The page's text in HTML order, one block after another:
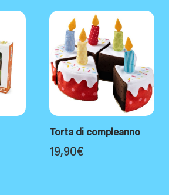
Torta di compleanno
19,90€